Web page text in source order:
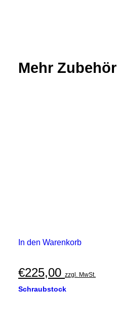
Mehr Zubehör
In den Warenkorb
€225,00 zzgl. MwSt.
Schraubstock